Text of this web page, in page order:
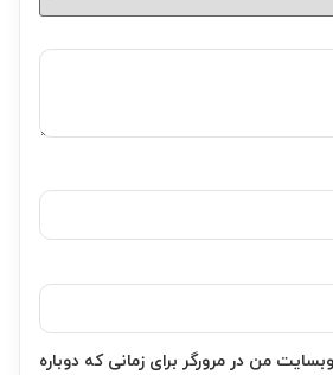
من در مرورگر برای زمانی که دوباره